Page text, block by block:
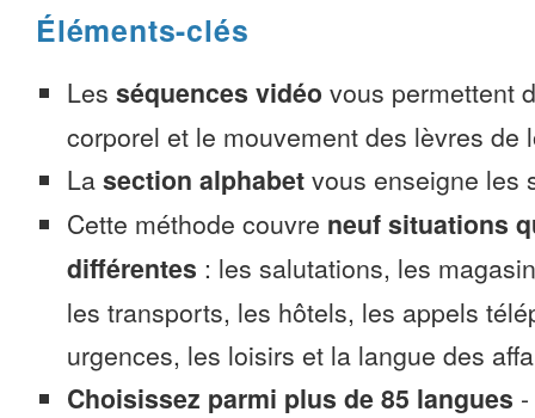
Éléments-clés
Les séquences vidéo vous permettent
corporel et le mouvement des lèvres de
La section alphabet vous enseigne les
Cette méthode couvre neuf situations
différentes : les salutations, les
les transports, les hôtels, les appels
urgences, les loisirs et la langue des
Choisissez parmi plus de 85 langues -